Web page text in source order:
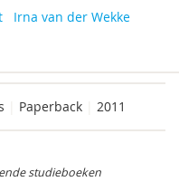
Irna van der Wekke
Paperback 2011
studieboeken